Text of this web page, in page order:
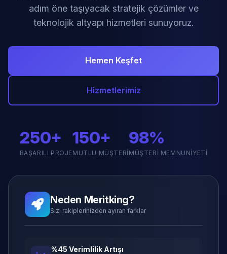
adım öne taşıyacak stratejik çözümler ve
teknolojik altyapı hizmetleri sunuyoruz.
Hemen Keşfet
Hizmetlerimiz
250+
BAŞARILI PROJE
150+
MUTLU MÜŞTERI
98%
MÜŞTERI MEMNUNIYETI
Neden Meritking?
Sizi rakiplerinizden ayıran farklar
%45 Verimlilik Artışı